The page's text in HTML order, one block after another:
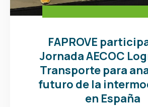
FAPROVE
Jornada AECOC
Transporte para
futuro de la
en España